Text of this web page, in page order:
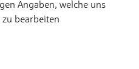
Angaben, welche uns
bearbeiten